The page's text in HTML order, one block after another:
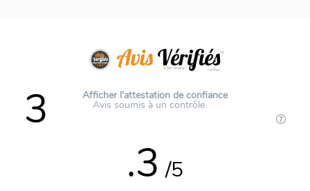
Afficher l'attestation de confiance
Avis soumis à un contrôle
3
.3 /5